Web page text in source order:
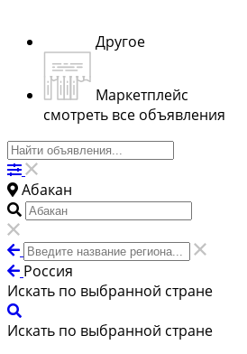
Другое
Маркетплейс
смотреть все объявления
Абакан
Россия
Искать по выбранной стране
Искать по выбранной стране